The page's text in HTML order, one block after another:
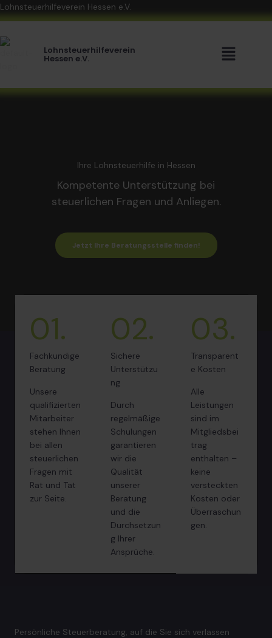
Zum
Inhalt
Lohnsteuerhilfeverein Hessen e.V.
Lohnsteuerhilfeverein
Hessen e.V.
Menü
Ihre Lohnsteuerhilfe in Hessen
Kompetente Unterstützung bei
steuerlichen Fragen und Anliegen.
Jetzt Ihre Beratungsstelle finden!
01.
Fachkundige
Beratung
Unsere
qualifizierten
Mitarbeiter
stehen Ihnen
bei allen
steuerlichen
Fragen mit
Rat und Tat
zur Seite.
02.
Sichere
Unterstützu
ng
Durch
regelmäßige
Schulungen
garantieren
wir die
Qualität
unserer
Beratung
und die
Durchsetzun
g Ihrer
Ansprüche.
03.
Transparent
e Kosten
Alle
Leistungen
sind im
Mitgliedsbei
trag
enthalten –
keine
versteckten
Kosten oder
Überraschun
gen.
Persönliche Steuerberatung, auf die Sie sich verlassen